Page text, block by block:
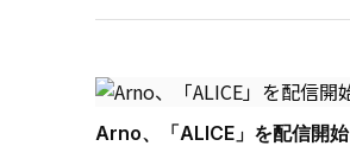
Arno、「ALICE」を配信開始